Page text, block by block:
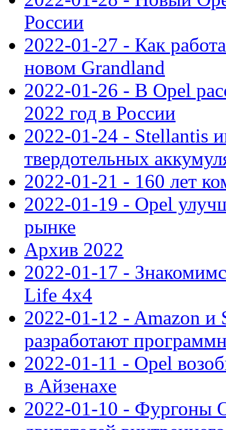
России
2022-01-27 - Как
новом Grandland
2022-01-26 - В Opel
2022 год в России
2022-01-24 - Stellantis
твердотельных
2022-01-21 - 160 лет
2022-01-19 - Opel
рынке
Архив 2022
2022-01-17 -
Life 4x4
2022-01-12 - Amazon и
разработают
2022-01-11 - Opel
в Айзенахе
2022-01-10 - Фургоны